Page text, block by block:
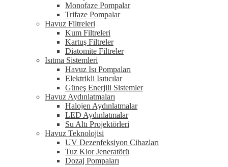
Monofaze Pompalar
Trifaze Pompalar
Havuz Filtreleri
Kum Filtreleri
Kartuş Filtreler
Diatomite Filtreler
Isıtma Sistemleri
Havuz Isı Pompaları
Elektrikli Isıtıcılar
Güneş Enerjili Sistemler
Havuz Aydınlatmaları
Halojen Aydınlatmalar
LED Aydınlatmalar
Su Altı Projektörleri
Havuz Teknolojisi
UV Dezenfeksiyon Cihazları
Tuz Klor Jeneratörü
Dozaj Pompaları